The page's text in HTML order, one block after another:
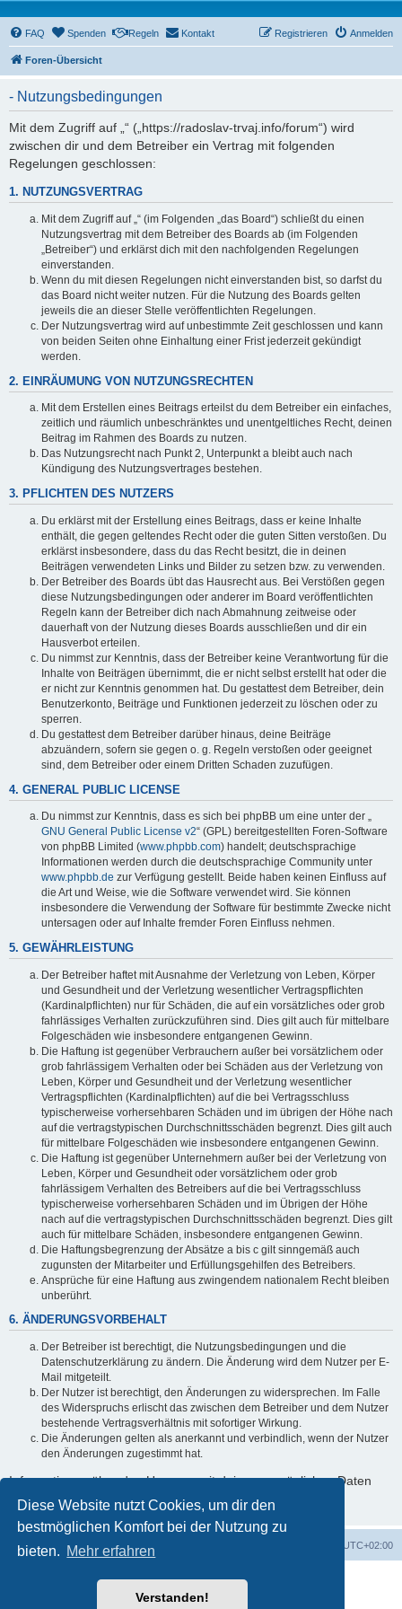
Diese Website nutzt Cookies, um dir den
bestmöglichen Komfort bei der Nutzung zu
bieten. Mehr erfahren
Verstanden!
FAQ Spenden Regeln Kontakt Anmelden
Registrieren
Foren-Übersicht
- Nutzungsbedingungen
Mit dem Zugriff auf „“ („https://radoslav-trvaj.info/forum“) wird
zwischen dir und dem Betreiber ein Vertrag mit folgenden
Regelungen geschlossen:
1. NUTZUNGSVERTRAG
Mit dem Zugriff auf „“ (im Folgenden „das Board“) schließt du einen
Nutzungsvertrag mit dem Betreiber des Boards ab (im Folgenden
„Betreiber“) und erklärst dich mit den nachfolgenden Regelungen
einverstanden.
Wenn du mit diesen Regelungen nicht einverstanden bist, so darfst du
das Board nicht weiter nutzen. Für die Nutzung des Boards gelten
jeweils die an dieser Stelle veröffentlichten Regelungen.
Der Nutzungsvertrag wird auf unbestimmte Zeit geschlossen und kann
von beiden Seiten ohne Einhaltung einer Frist jederzeit gekündigt
werden.
2. EINRÄUMUNG VON NUTZUNGSRECHTEN
Mit dem Erstellen eines Beitrags erteilst du dem Betreiber ein einfaches,
zeitlich und räumlich unbeschränktes und unentgeltliches Recht, deinen
Beitrag im Rahmen des Boards zu nutzen.
Das Nutzungsrecht nach Punkt 2, Unterpunkt a bleibt auch nach
Kündigung des Nutzungsvertrages bestehen.
3. PFLICHTEN DES NUTZERS
Du erklärst mit der Erstellung eines Beitrags, dass er keine Inhalte
enthält, die gegen geltendes Recht oder die guten Sitten verstoßen. Du
erklärst insbesondere, dass du das Recht besitzt, die in deinen
Beiträgen verwendeten Links und Bilder zu setzen bzw. zu verwenden.
Der Betreiber des Boards übt das Hausrecht aus. Bei Verstößen gegen
diese Nutzungsbedingungen oder anderer im Board veröffentlichten
Regeln kann der Betreiber dich nach Abmahnung zeitweise oder
dauerhaft von der Nutzung dieses Boards ausschließen und dir ein
Hausverbot erteilen.
Du nimmst zur Kenntnis, dass der Betreiber keine Verantwortung für die
Inhalte von Beiträgen übernimmt, die er nicht selbst erstellt hat oder die
er nicht zur Kenntnis genommen hat. Du gestattest dem Betreiber, dein
Benutzerkonto, Beiträge und Funktionen jederzeit zu löschen oder zu
sperren.
Du gestattest dem Betreiber darüber hinaus, deine Beiträge
abzuändern, sofern sie gegen o. g. Regeln verstoßen oder geeignet
sind, dem Betreiber oder einem Dritten Schaden zuzufügen.
4. GENERAL PUBLIC LICENSE
Du nimmst zur Kenntnis, dass es sich bei phpBB um eine unter der „
GNU General Public License v2“ (GPL) bereitgestellten Foren-Software
von phpBB Limited (www.phpbb.com) handelt; deutschsprachige
Informationen werden durch die deutschsprachige Community unter
www.phpbb.de zur Verfügung gestellt. Beide haben keinen Einfluss auf
die Art und Weise, wie die Software verwendet wird. Sie können
insbesondere die Verwendung der Software für bestimmte Zwecke nicht
untersagen oder auf Inhalte fremder Foren Einfluss nehmen.
5. GEWÄHRLEISTUNG
Der Betreiber haftet mit Ausnahme der Verletzung von Leben, Körper
und Gesundheit und der Verletzung wesentlicher Vertragspflichten
(Kardinalpflichten) nur für Schäden, die auf ein vorsätzliches oder grob
fahrlässiges Verhalten zurückzuführen sind. Dies gilt auch für mittelbare
Folgeschäden wie insbesondere entgangenen Gewinn.
Die Haftung ist gegenüber Verbrauchern außer bei vorsätzlichem oder
grob fahrlässigem Verhalten oder bei Schäden aus der Verletzung von
Leben, Körper und Gesundheit und der Verletzung wesentlicher
Vertragspflichten (Kardinalpflichten) auf die bei Vertragsschluss
typischerweise vorhersehbaren Schäden und im übrigen der Höhe nach
auf die vertragstypischen Durchschnittsschäden begrenzt. Dies gilt auch
für mittelbare Folgeschäden wie insbesondere entgangenen Gewinn.
Die Haftung ist gegenüber Unternehmern außer bei der Verletzung von
Leben, Körper und Gesundheit oder vorsätzlichem oder grob
fahrlässigem Verhalten des Betreibers auf die bei Vertragsschluss
typischerweise vorhersehbaren Schäden und im Übrigen der Höhe
nach auf die vertragstypischen Durchschnittsschäden begrenzt. Dies gilt
auch für mittelbare Schäden, insbesondere entgangenen Gewinn.
Die Haftungsbegrenzung der Absätze a bis c gilt sinngemäß auch
zugunsten der Mitarbeiter und Erfüllungsgehilfen des Betreibers.
Ansprüche für eine Haftung aus zwingendem nationalem Recht bleiben
unberührt.
6. ÄNDERUNGSVORBEHALT
Der Betreiber ist berechtigt, die Nutzungsbedingungen und die
Datenschutzerklärung zu ändern. Die Änderung wird dem Nutzer per E-
Mail mitgeteilt.
Der Nutzer ist berechtigt, den Änderungen zu widersprechen. Im Falle
des Widerspruchs erlischt das zwischen dem Betreiber und dem Nutzer
bestehende Vertragsverhältnis mit sofortiger Wirkung.
Die Änderungen gelten als anerkannt und verbindlich, wenn der Nutzer
den Änderungen zugestimmt hat.
Informationen über den Umgang mit deinen persönlichen Daten
sind in der Datenschutzerklärung enthalten.
Foren-Übersicht UTC+02:00
Powered byphpBB® Forum Software © phpBB Limited